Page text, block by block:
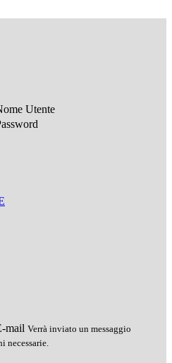
Utente
mail Verrà inviato un messaggio
necessarie.